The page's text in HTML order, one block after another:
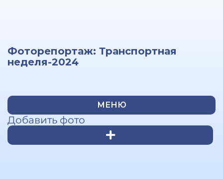
Фоторепортаж: Транспортная
неделя-2024
МЕНЮ
Добавить фото